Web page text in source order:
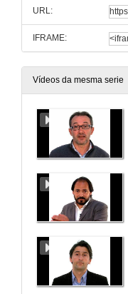
URL:
IFRAME:
Vídeos da mesma serie